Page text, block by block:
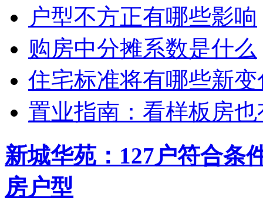
户型不方正有哪些影响
购房中分摊系数是什么
住宅标准将有哪些新变
置业指南：看样板房
新城华苑：127户符合条
房户型